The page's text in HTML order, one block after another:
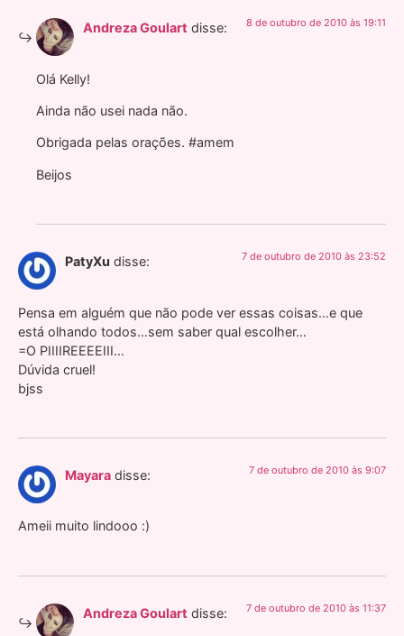
Andreza Goulart disse: 8 de outubro de 2010 às 19:11
Olá Kelly!
Ainda não usei nada não.
Obrigada pelas orações. #amem
Beijos
PatyXu disse: 7 de outubro de 2010 às 23:52
Pensa em alguém que não pode ver essas coisas…e que
está olhando todos…sem saber qual escolher…
=O PIIIIREEEEIII…
Dúvida cruel!
bjss
Mayara disse: 7 de outubro de 2010 às 9:07
Ameii muito lindooo :)
Andreza Goulart disse: 7 de outubro de 2010 às 11:37